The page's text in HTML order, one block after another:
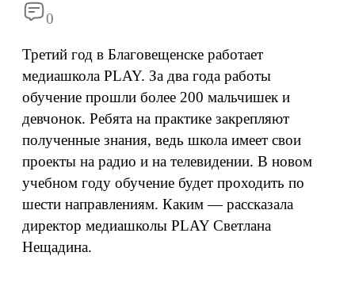
0
Третий год в Благовещенске работает
медиашкола PLAY. За два года работы
обучение прошли более 200 мальчишек и
девчонок. Ребята на практике закрепляют
полученные знания, ведь школа имеет свои
проекты на радио и на телевидении. В новом
учебном году обучение будет проходить по
шести направлениям. Каким — рассказала
директор медиашколы PLAY Светлана
Нещадина.